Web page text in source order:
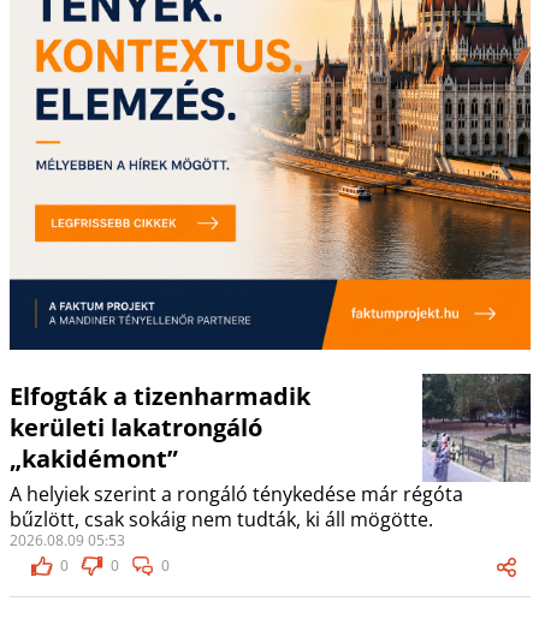
Elfogták a tizenharmadik
kerületi lakatrongáló
„kakidémont”
A helyiek szerint a rongáló ténykedése már régóta
bűzlött, csak sokáig nem tudták, ki áll mögötte.
2026.08.09 05:53
0
0 0